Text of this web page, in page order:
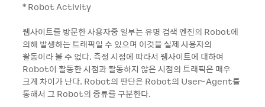
* Robot Activity
웹사이트를 방문한 사용자중 일부는 유명 검색 엔진의 Robot에
의해 발생하는 트래픽일 수 있으며 이것을 실제 사용자의
활동이라 볼 수 없다. 측정 시점에 따라서 웹사이트에 대하여
Robot이 활동한 시점과 활동하지 않은 시점의 트래픽은 매우
크게 차이가 난다. Robot의 판단은 Robot의 User-Agent를
통해서 그 Robot의 종류를 구분한다.